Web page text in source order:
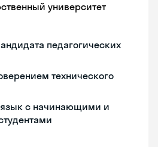
университет
педагогических
технического
с начинающими и